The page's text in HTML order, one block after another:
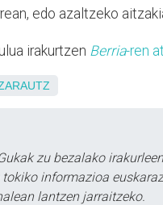
edo azaltzeko
irakurtzen Berria-ren
zu bezalako
tokiko informazioa
lantzen jarraitzeko.